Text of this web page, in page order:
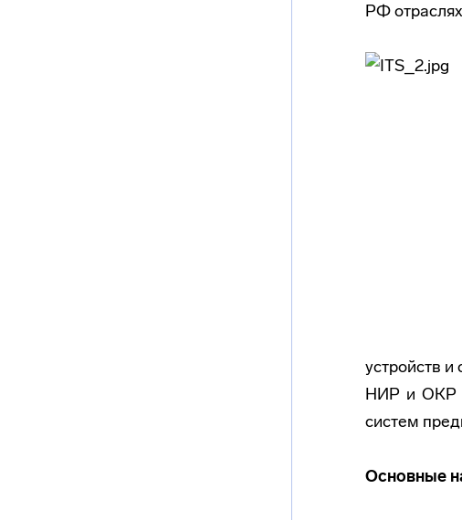
РФ
устройств
НИР и ОКР
систем
Основные